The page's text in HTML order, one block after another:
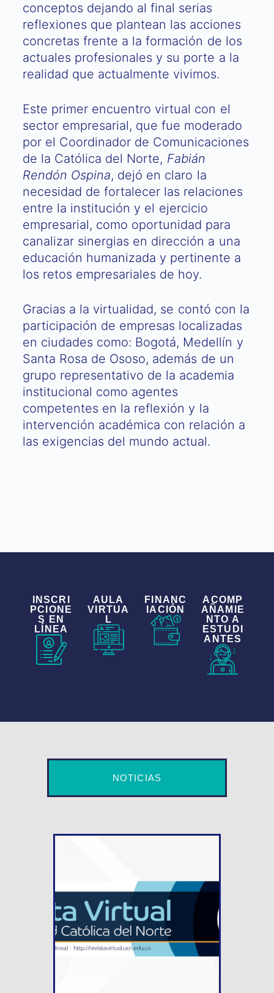
conceptos dejando al final serias
reflexiones que plantean las acciones
concretas frente a la formación de los
actuales profesionales y su porte a la
realidad que actualmente vivimos.
Este primer encuentro virtual con el
sector empresarial, que fue moderado
por el Coordinador de Comunicaciones
de la Católica del Norte, Fabián
Rendón Ospina, dejó en claro la
necesidad de fortalecer las relaciones
entre la institución y el ejercicio
empresarial, como oportunidad para
canalizar sinergias en dirección a una
educación humanizada y pertinente a
los retos empresariales de hoy.
Gracias a la virtualidad, se contó con la
participación de empresas localizadas
en ciudades como: Bogotá, Medellín y
Santa Rosa de Ososo, además de un
grupo representativo de la academia
institucional como agentes
competentes en la reflexión y la
intervención académica con relación a
las exigencias del mundo actual.
INSCRI
PCIONE
S EN
LÍNEA
AULA
VIRTUA
L
FINANC
IACIÓN
ACOMP
AÑAMIE
NTO A
ESTUDI
ANTES
NOTICIAS